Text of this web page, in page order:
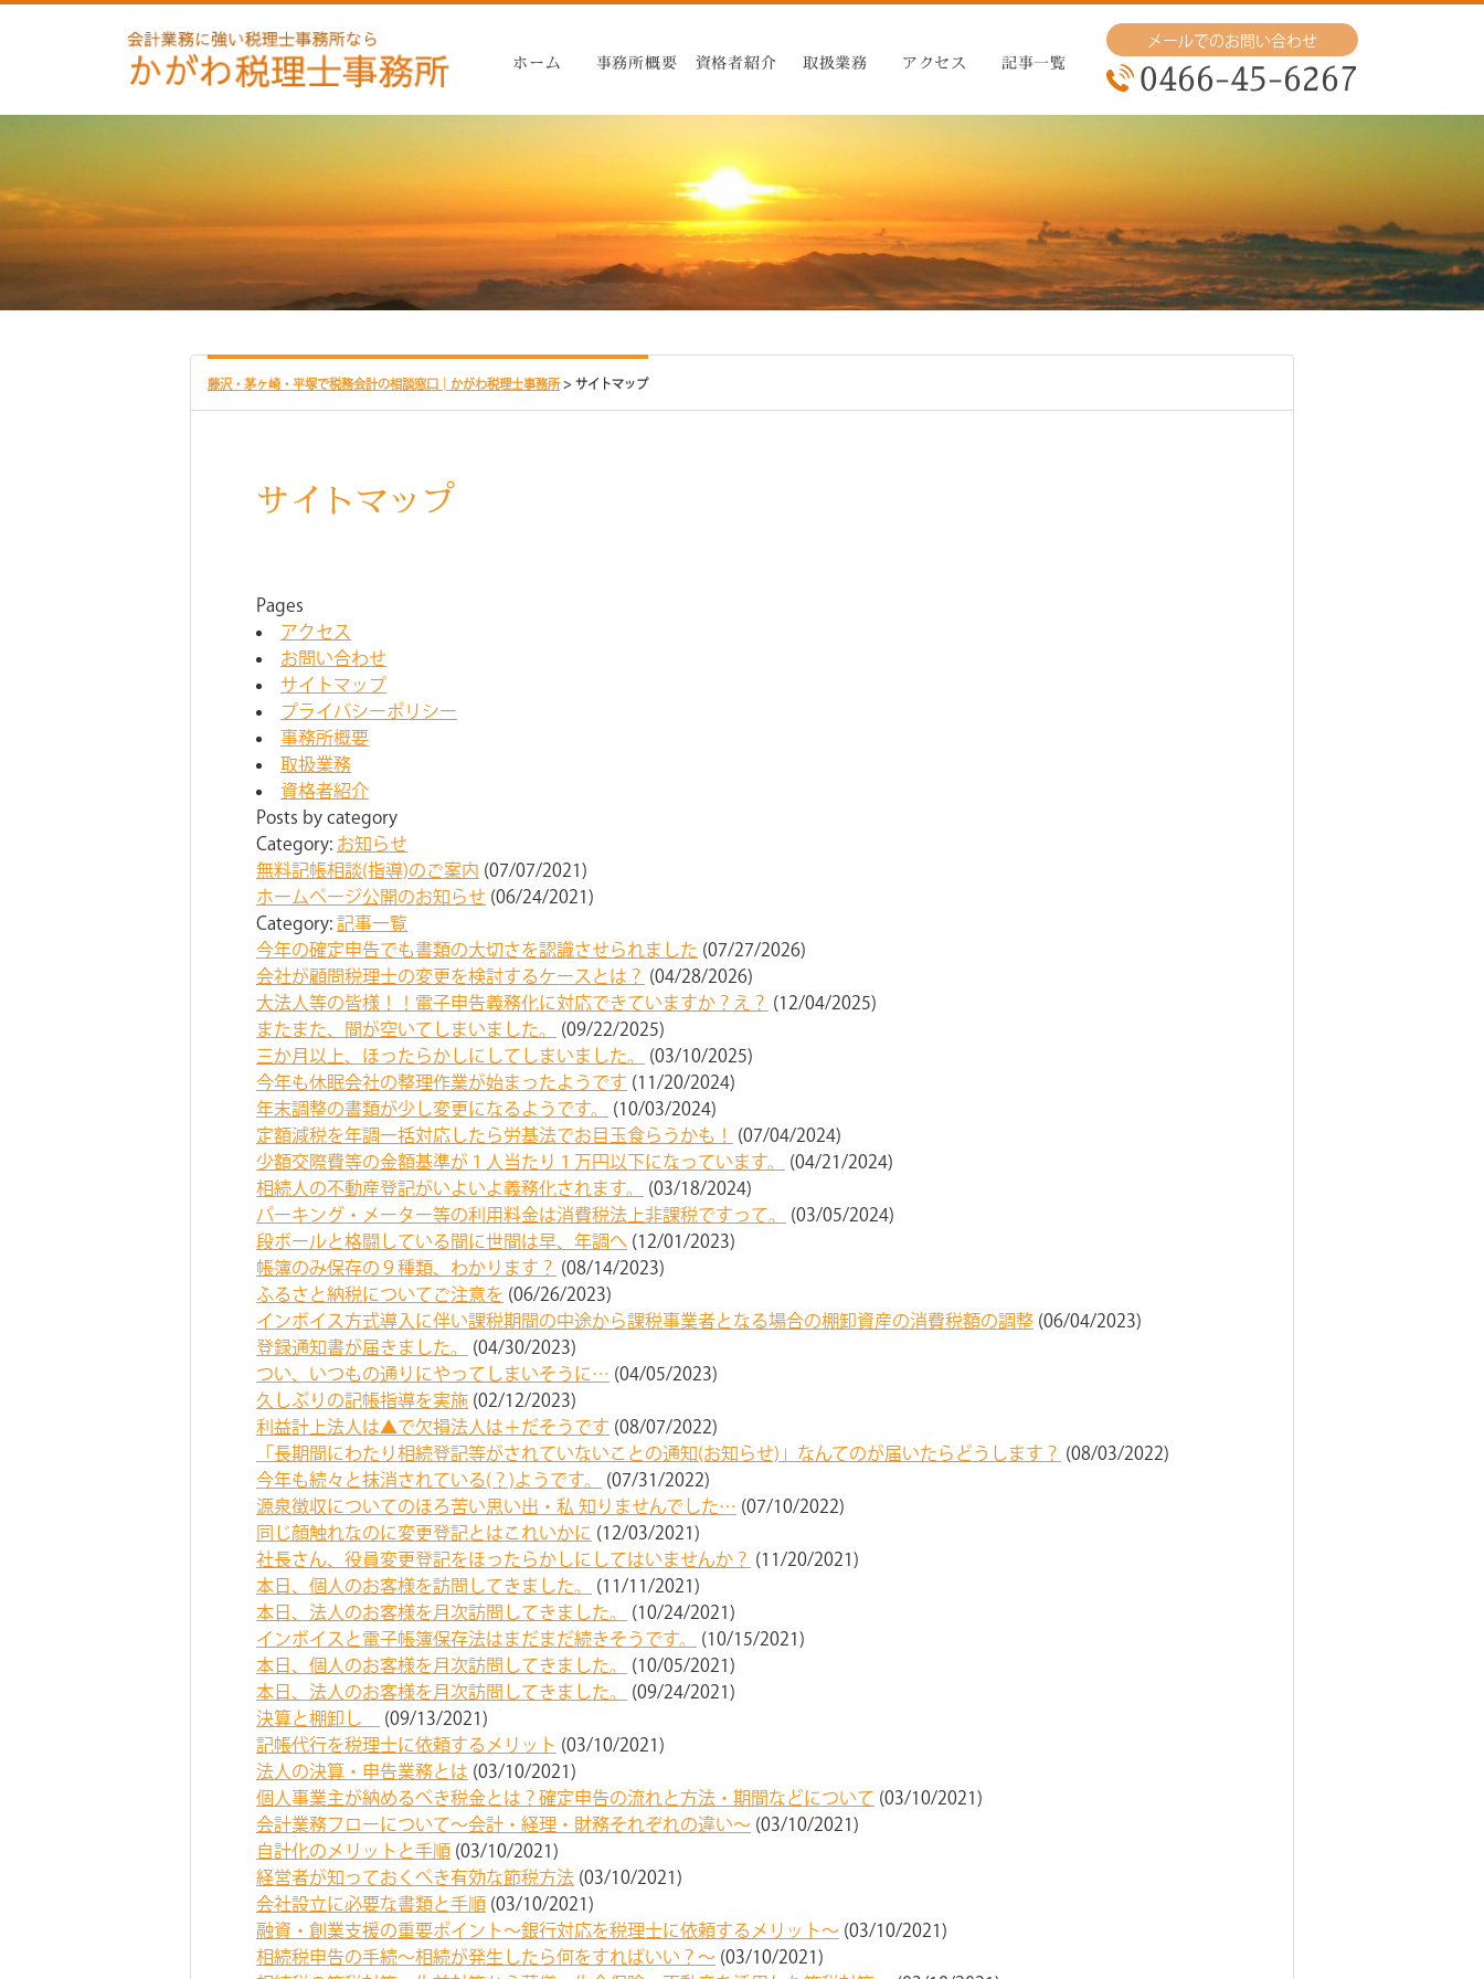
ホーム 事務所概要 資格者紹介 取扱業務 アクセス 記事一覧
メールでのお問い合わせ
0466-45-6267
藤沢・茅ヶ崎・平塚で税務会計の相談窓口│かがわ税理士事務所> サイトマップ
サイトマップ
Pages
アクセス
お問い合わせ
サイトマップ
プライバシーポリシー
事務所概要
取扱業務
資格者紹介
Posts by category
Category: お知らせ
無料記帳相談(指導)のご案内 (07/07/2021)
ホームページ公開のお知らせ (06/24/2021)
Category: 記事一覧
今年の確定申告でも書類の大切さを認識させられました (07/27/2026)
会社が顧問税理士の変更を検討するケースとは？ (04/28/2026)
大法人等の皆様！！電子申告義務化に対応できていますか？え？ (12/04/2025)
またまた、間が空いてしまいました。
(09/22/2025)
三か月以上、ほったらかしにしてしまいました。
(03/10/2025)
今年も休眠会社の整理作業が始まったようです (11/20/2024)
年末調整の書類が少し変更になるようです。
(10/03/2024)
定額減税を年調一括対応したら労基法でお目玉食らうかも！
(07/04/2024)
少額交際費等の金額基準が１人当たり１万円以下になっています。
(04/21/2024)
相続人の不動産登記がいよいよ義務化されます。
(03/18/2024)
パーキング・メーター等の利用料金は消費税法上非課税ですって。
(03/05/2024)
段ボールと格闘している間に世間は早、年調へ (12/01/2023)
帳簿のみ保存の９種類、わかります？ (08/14/2023)
ふるさと納税についてご注意を (06/26/2023)
インボイス方式導入に伴い課税期間の中途から課税事業者となる場合の棚卸資産の消費税額の調整 (06/04/2023)
登録通知書が届きました。
(04/30/2023)
つい、いつもの通りにやってしまいそうに… (04/05/2023)
久しぶりの記帳指導を実施 (02/12/2023)
利益計上法人は▲で欠損法人は＋だそうです (08/07/2022)
「長期間にわたり相続登記等がされていないことの通知(お知らせ)」なんてのが届いたらどうします？ (08/03/2022)
今年も続々と抹消されている(？)ようです。
(07/31/2022)
源泉徴収についてのほろ苦い思い出・私 知りませんでした… (07/10/2022)
同じ顔触れなのに変更登記とはこれいかに (12/03/2021)
社長さん、役員変更登記をほったらかしにしてはいませんか？ (11/20/2021)
本日、個人のお客様を訪問してきました。
(11/11/2021)
本日、法人のお客様を月次訪問してきました。
(10/24/2021)
インボイスと電子帳簿保存法はまだまだ続きそうです。
(10/15/2021)
本日、個人のお客様を月次訪問してきました。
(10/05/2021)
本日、法人のお客様を月次訪問してきました。
(09/24/2021)
決算と棚卸し
(09/13/2021)
記帳代行を税理士に依頼するメリット (03/10/2021)
法人の決算・申告業務とは (03/10/2021)
個人事業主が納めるべき税金とは？確定申告の流れと方法・期間などについて (03/10/2021)
会計業務フローについて～会計・経理・財務それぞれの違い～ (03/10/2021)
自計化のメリットと手順 (03/10/2021)
経営者が知っておくべき有効な節税方法 (03/10/2021)
会社設立に必要な書類と手順 (03/10/2021)
融資・創業支援の重要ポイント～銀行対応を税理士に依頼するメリット～ (03/10/2021)
相続税申告の手続～相続が発生したら何をすればいい？～ (03/10/2021)